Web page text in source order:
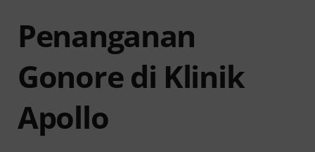
Penanganan
Gonore di Klinik
Apollo